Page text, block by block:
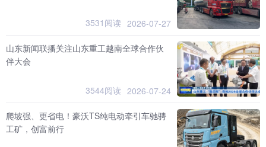
3531阅读 2026-07-27
山东新闻联播关注山东重工越南全球合作伙
伴大会
3544阅读 2026-07-24
爬坡强、更省电！豪沃TS纯电动牵引车驰骋
工矿，创富前行